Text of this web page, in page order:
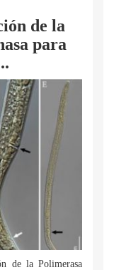
de la
para
de la Polimerasa